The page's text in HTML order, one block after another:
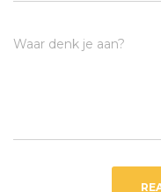
Waar denk je aan?